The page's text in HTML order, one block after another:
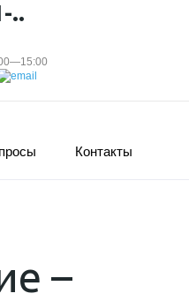
..
Контакты
–